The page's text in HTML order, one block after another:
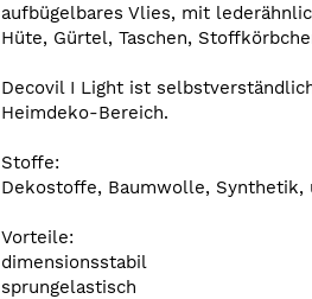
aufbügelbares Vlies, mit
Hüte, Gürtel, Taschen,
Decovil I Light ist
Heimdeko-Bereich.
Stoffe:
Dekostoffe, Baumwolle, Synthetik,
Vorteile:
dimensionsstabil
sprungelastisch